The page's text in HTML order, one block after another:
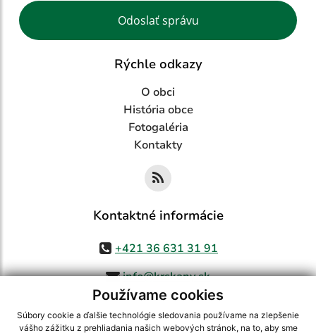
Používame cookies
Súbory cookie a ďalšie technológie sledovania používame na zlepšenie
vášho zážitku z prehliadania našich webových stránok, na to, aby sme
Google reCaptcha Response
Odoslať správu
Rýchle odkazy
O obci
História obce
Fotogaléria
Kontakty
Kontaktné informácie
+421 36 631 31 91
info@krskany.sk